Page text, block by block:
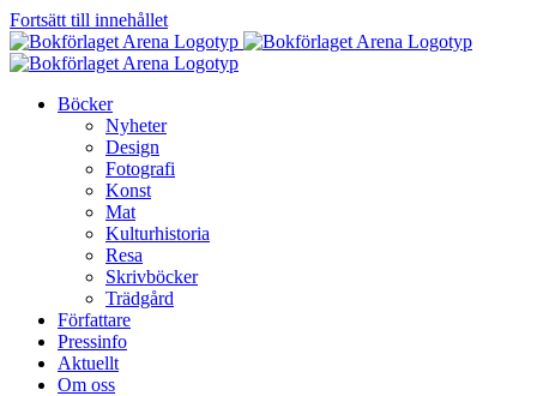
Fortsätt till innehållet
Böcker
Nyheter
Design
Fotografi
Konst
Mat
Kulturhistoria
Resa
Skrivböcker
Trädgård
Författare
Pressinfo
Aktuellt
Om oss